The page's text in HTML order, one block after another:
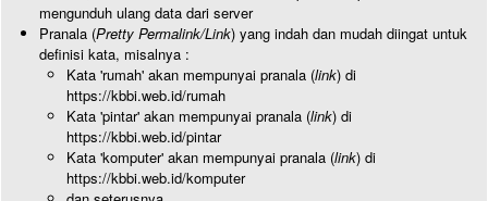
mengunduh ulang data dari server
Pranala (Pretty Permalink/Link) yang indah dan mudah diingat untuk
definisi kata, misalnya :
Kata 'rumah' akan mempunyai pranala (link) di
https://kbbi.web.id/rumah
Kata 'pintar' akan mempunyai pranala (link) di
https://kbbi.web.id/pintar
Kata 'komputer' akan mempunyai pranala (link) di
https://kbbi.web.id/komputer